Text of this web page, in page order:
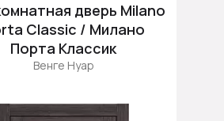
дверь Milano
Classic / Милано
Порта Классик
Венге Нуар